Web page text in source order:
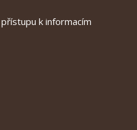
k informacím